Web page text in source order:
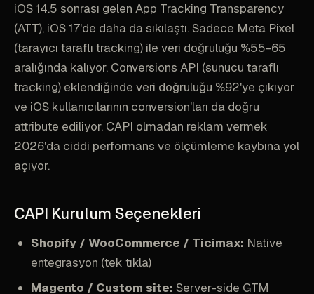
iOS 14.5 sonrası gelen App Tracking Transparency
(ATT), iOS 17'de daha da sıkılaştı. Sadece Meta Pixel
(tarayıcı taraflı tracking) ile veri doğruluğu %55-65
aralığında kalıyor. Conversions API (sunucu taraflı
tracking) eklendiğinde veri doğruluğu %92'ye çıkıyor
ve iOS kullanıcılarının conversion'ları da doğru
attribute ediliyor. CAPI olmadan reklam vermek
2026'da ciddi performans ve ölçümleme kaybına yol
açıyor.
CAPI Kurulum Seçenekleri
Shopify / WooCommerce / Ticimax: Native
entegrasyon (tek tıkla)
Magento / Custom site: Server-side GTM